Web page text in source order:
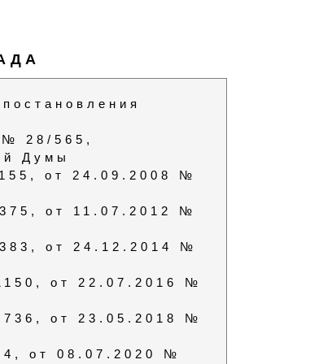
№ 28/565,
Думы
от 24.09.2008 №
от 11.07.2012 №
от 24.12.2014 №
от 22.07.2016 №
от 23.05.2018 №
от 08.07.2020 №